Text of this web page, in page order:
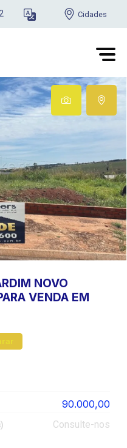
Cidades
NOVO
VENDA EM
90.000,00
Consulte-nos